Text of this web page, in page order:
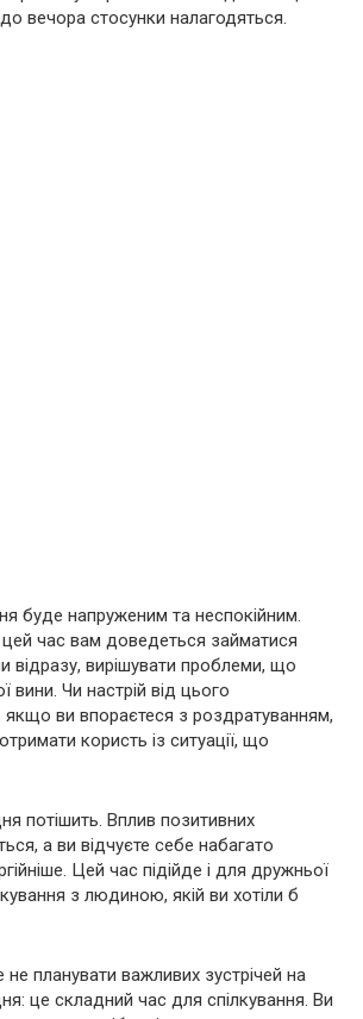
вечора стосунки налагодяться.
буде напруженим та неспокійним.
час вам доведеться займатися
відразу, вирішувати проблеми, що
вини. Чи настрій від цього
ви впораєтеся з роздратуванням,
користь із ситуації, що
потішить. Вплив позитивних
а ви відчуєте себе набагато
Цей час підійде і для дружньої
з людиною, якій ви хотіли б
планувати важливих зустрічей на
це складний час для спілкування. Ви